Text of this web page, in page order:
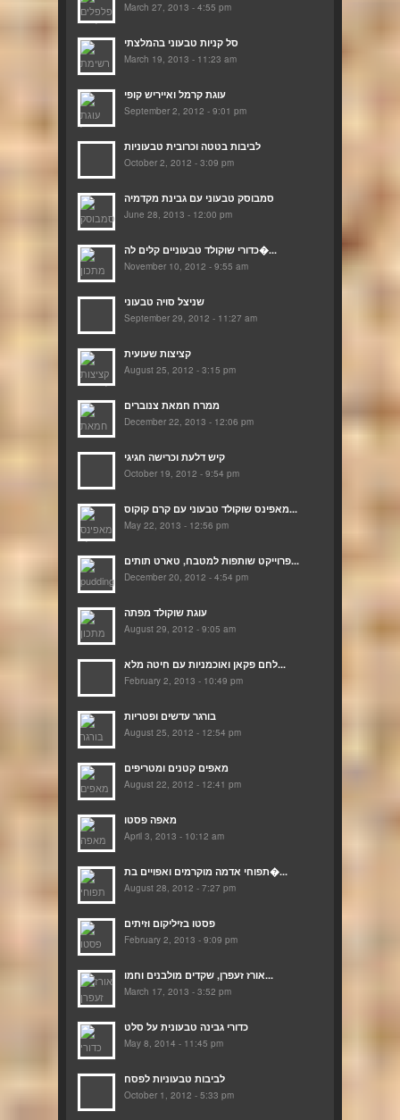
March 27, 2013 - 4:55 pm
סל קניות טבעוני בהמלצתי
March 19, 2013 - 11:23 am
עוגת קרמל ואייריש קופי
September 2, 2012 - 9:01 pm
לביבות בטטה וכרובית טבעוניות
October 2, 2012 - 3:09 pm
סמבוסק טבעוני עם גבינת מקדמיה
June 28, 2013 - 12:00 pm
כדורי שוקולד טבעוניים קלים לה�...
November 10, 2012 - 9:55 am
שניצל סויה טבעוני
September 29, 2012 - 11:27 am
קציצות שעועית
August 25, 2012 - 3:15 pm
ממרח חמאת צנוברים
December 22, 2013 - 12:06 pm
קיש דלעת וכרישה חגיגי
October 19, 2012 - 9:54 pm
מאפינס שוקולד טבעוני עם קרם קוקוס...
May 22, 2013 - 12:56 pm
פרוייקט שותפות למטבח, טארט תותים...
December 20, 2012 - 4:54 pm
עוגת שוקולד מפתה
August 29, 2012 - 9:05 am
לחם פקאן ואוכמניות עם חיטה מלא...
February 2, 2013 - 10:49 pm
בורגר עדשים ופטריות
August 25, 2012 - 12:54 pm
מאפים קטנים ומטריפים
August 22, 2012 - 12:41 pm
מאפה פסטו
April 3, 2013 - 10:12 am
תפוחי אדמה מוקרמים ואפויים בת�...
August 28, 2012 - 7:27 pm
פסטו בזיליקום וזיתים
February 2, 2013 - 9:09 pm
אורז זעפרן, שקדים מולבנים וחמו...
March 17, 2013 - 3:52 pm
כדורי גבינה טבעונית על סלט
May 8, 2014 - 11:45 pm
לביבות טבעוניות לפסח
October 1, 2012 - 5:33 pm